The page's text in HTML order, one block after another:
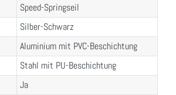
Speed-Springseil
Silber-Schwarz
Aluminium mit PVC-Beschichtung
Stahl mit PU-Beschichtung
Ja